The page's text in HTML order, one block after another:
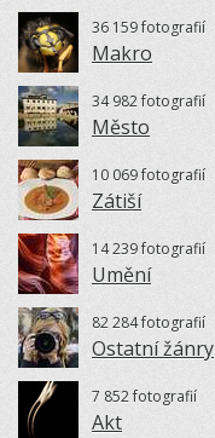
36 159 fotografií
Makro
34 982 fotografií
Město
10 069 fotografií
Zátiší
14 239 fotografií
Umění
82 284 fotografií
Ostatní žánry
7 852 fotografií
Akt